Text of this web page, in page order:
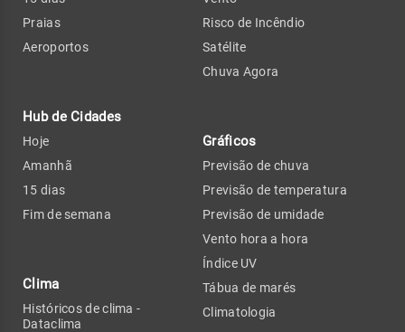
Praias
Aeroportos
Hub de Cidades
Hoje
Amanhã
15 dias
Fim de semana
Clima
Históricos de clima -
Dataclima
Risco de Incêndio
Satélite
Chuva Agora
Gráficos
Previsão de chuva
Previsão de temperatura
Previsão de umidade
Vento hora a hora
Índice UV
Tábua de marés
Climatologia